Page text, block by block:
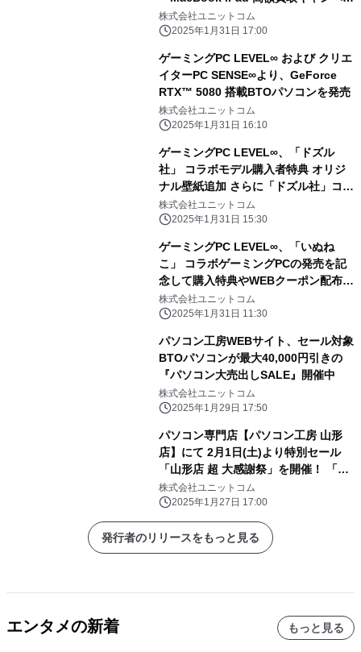
ン」を 2月1日から2月28日まで期間限
定で同時開催！ 対象商品の買取が最終
の日」開催日なら更に10％増額！
株式会社ユニットコム
2025年1月31日 17:00
ゲーミングPC LEVEL∞ および クリエ
イターPC SENSE∞より、GeForce
RTX™ 5080 搭載BTOパソコンを発売
株式会社ユニットコム
2025年1月31日 16:10
ゲーミングPC LEVEL∞、「ドズル
社」 コラボモデル購入者特典 オリジ
ナル壁紙追加 さらに「ドズル社」コラ
ボPC購入時に使える 5,000円OFF
WEBクーポン配布
株式会社ユニットコム
2025年1月31日 15:30
ゲーミングPC LEVEL∞、「いぬね
こ」 コラボゲーミングPCの発売を記
念して購入特典やWEBクーポン配布
さらに、サイン入りコラボPCが当たる
キャンペーン実施
株式会社ユニットコム
2025年1月31日 11:30
パソコン工房WEBサイト、セール対象
BTOパソコンが最大40,000円引きの
『パソコン大売出しSALE』開催中
株式会社ユニットコム
2025年1月29日 17:50
パソコン専門店【パソコン工房 山形
店】にて 2月1日(土)より特別セール
「山形店 超 大感謝祭」を開催！ 「オ
ススメ即納パソコン」を豊富に取り揃
え！ 更に「PCパーツ・周辺機器等の
セール商品」を記念プライスにてご奉
仕！
株式会社ユニットコム
2025年1月27日 17:00
発行者のリリースをもっと見る
エンタメの新着 もっと見る